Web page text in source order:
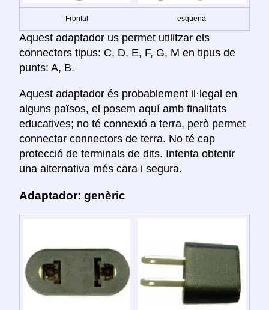
Frontal esquena
Aquest adaptador us permet utilitzar els
connectors tipus: C, D, E, F, G, M en tipus de
punts: A, B.
Aquest adaptador és probablement il·legal en
alguns països, el posem aquí amb finalitats
educatives; no té connexió a terra, però permet
connectar connectors de terra. No té cap
protecció de terminals de dits. Intenta obtenir
una alternativa més cara i segura.
Adaptador: genèric